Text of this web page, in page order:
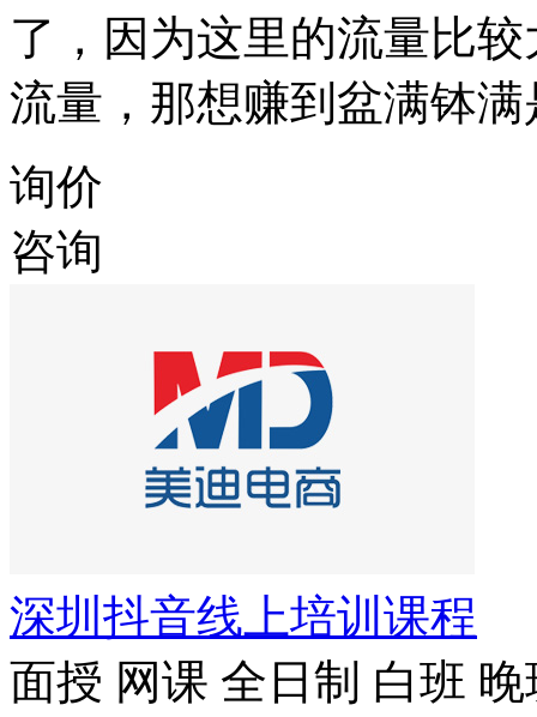
了，因为这里的流量比
流量，那想赚到盆满钵
询价
咨询
深圳抖音线上培训课程
面授 网课 全日制 白班 晚